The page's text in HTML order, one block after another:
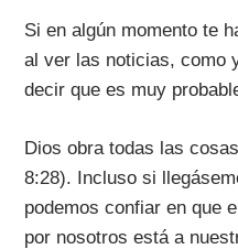
Si en algún momento te
al ver las noticias, como
decir que es muy
Dios obra todas las
8:28). Incluso si
podemos confiar en que
por nosotros está a